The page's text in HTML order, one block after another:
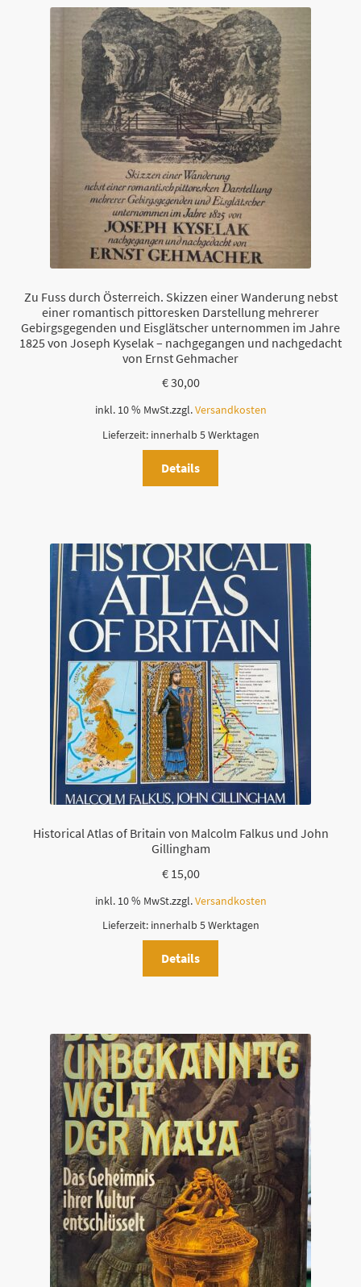
Zu Fuss durch Österreich. Skizzen einer Wanderung nebst
einer romantisch pittoresken Darstellung mehrerer
Gebirgsgegenden und Eisglätscher unternommen im Jahre
1825 von Joseph Kyselak – nachgegangen und nachgedacht
von Ernst Gehmacher
€30,00
inkl. 10 % MwSt.zzgl.Versandkosten
Lieferzeit: innerhalb 5 Werktagen
Details
Historical Atlas of Britain von Malcolm Falkus und John
Gillingham
€15,00
inkl. 10 % MwSt.zzgl.Versandkosten
Lieferzeit: innerhalb 5 Werktagen
Details